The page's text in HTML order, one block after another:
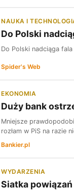
NAUKA I
Do Polski
Do Polski nadciąga
Spider's Web
EKONOMIA
Duży bank
Mniejsze
rozłam w PiS na razie
Bankier.pl
WYDARZENIA
Siatka